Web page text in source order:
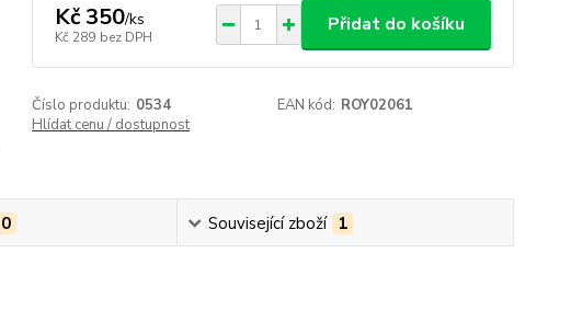
Kč 350/ks
Kč 289 bez DPH
Přidat do košíku
Číslo produktu: 0534 EAN kód: ROY02061
Hlídat cenu / dostupnost
0 Související zboží 1